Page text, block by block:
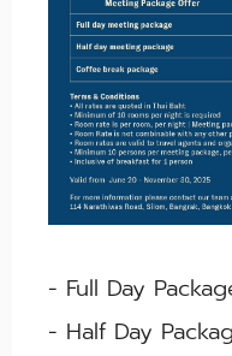
- Full Day
- Half Day